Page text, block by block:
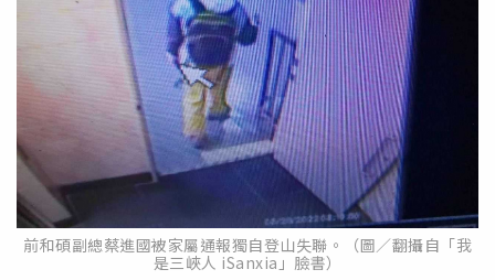
前和碩副總蔡進國被家屬通報獨自登山失聯。（圖／翻攝自「我
是三峽人 iSanxia」臉書）